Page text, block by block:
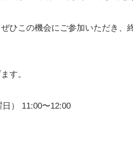
ひこの機会にご参加いただき
す。
） 11:00〜12:00